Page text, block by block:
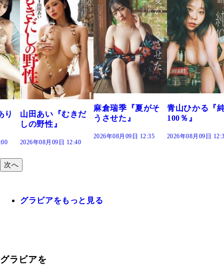
だ
麻倉瑞季『夏がそ
うさせた』
青山ひかる『純度
100％』
2026年08月09日 12:30
溝端 葵『もう
つの、あおい
で。』
2026年08月09日
次へ
グラビアをもっと見る
グラビアを